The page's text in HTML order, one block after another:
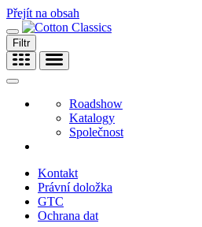
Přejít na obsah
Filtr
Roadshow
Katalogy
Společnost
Kontakt
Právní doložka
GTC
Ochrana dat